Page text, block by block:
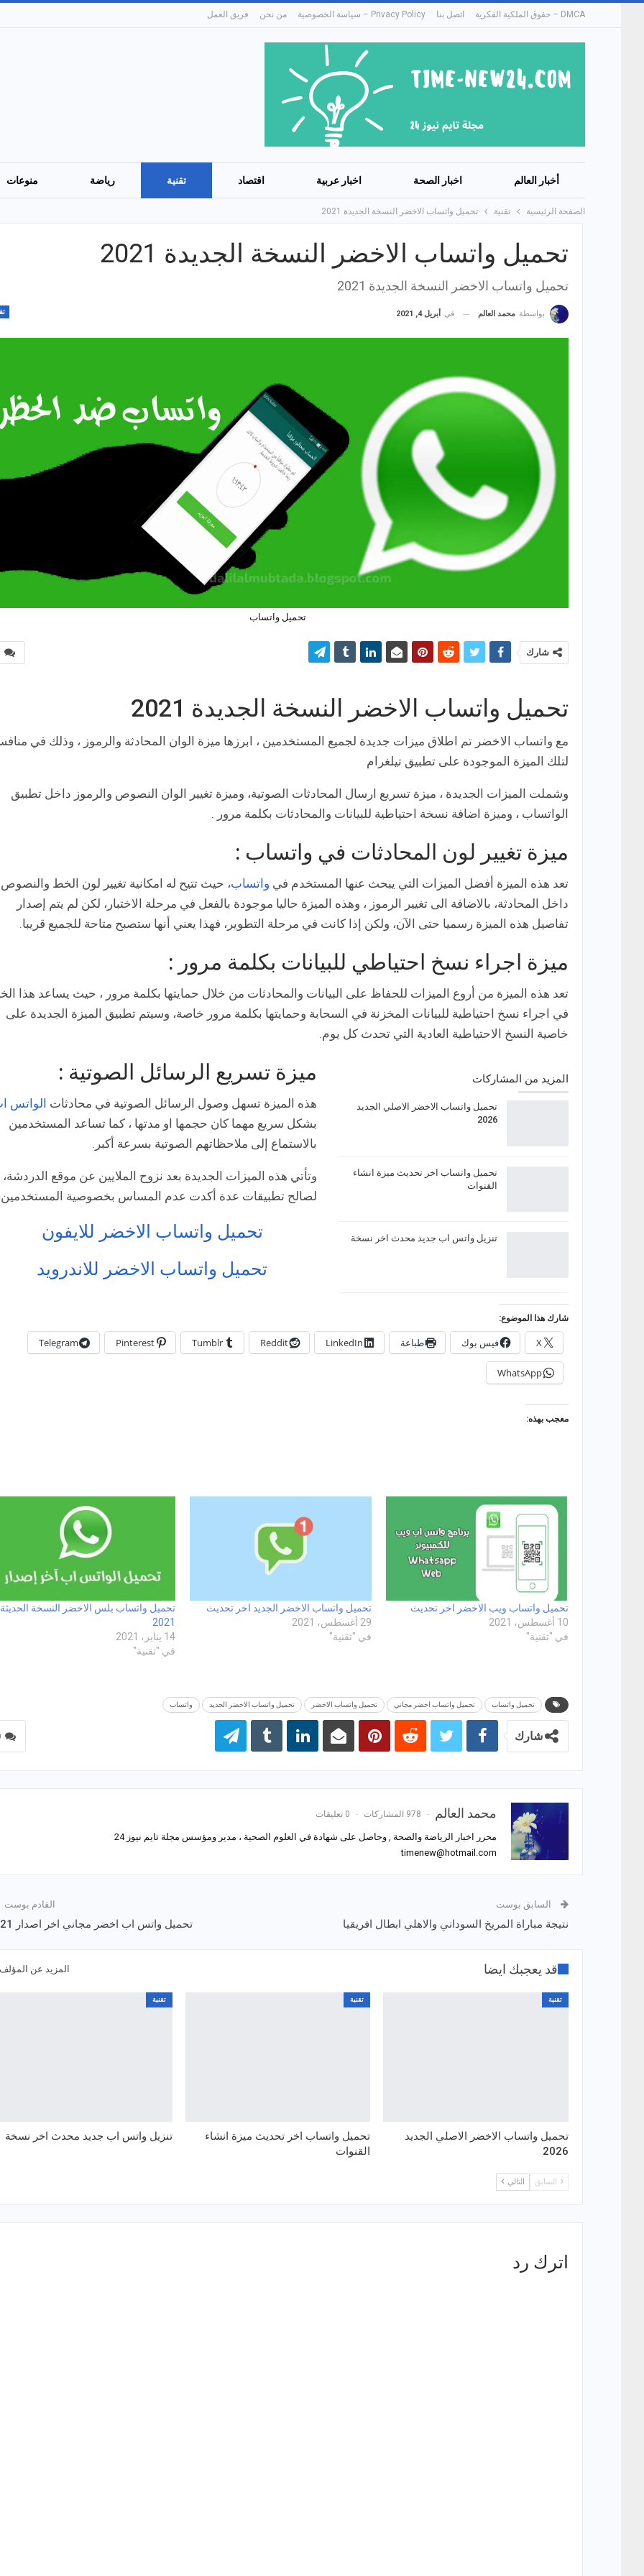
DMCA – حقوق الملكية الفكرية اتصل بنا Privacy Policy – سياسة الخصوصية من نحن فريق العمل
أخبار العالم اخبار الصحة اخبار عربية اقتصاد تقنية رياضة منوعات
الصفحة الرئيسية تقنية تحميل واتساب الاخضر النسخة الجديدة 2021
تحميل واتساب الاخضر النسخة الجديدة 2021
تحميل واتساب الاخضر النسخة الجديدة 2021
بواسطة محمد العالم في أبريل 4, 2021
تحميل واتساب
شارك
تحميل واتساب الاخضر النسخة الجديدة 2021
مع واتساب الاخضر تم اطلاق ميزات جديدة لجميع المستخدمين ، ابرزها ميزة الوان المحادثة والرموز ، وذلك في
لتلك الميزة الموجودة على تطبيق تيلغرام
وشملت الميزات الجديدة ، ميزة تسريع ارسال المحادثات الصوتية، وميزة تغيير الوان النصوص والرموز داخل تطبيق
الواتساب ، وميزة اضافة نسخة احتياطية للبيانات والمحادثات بكلمة مرور .
ميزة تغيير لون المحادثات في واتساب :
تعد هذه الميزة أفضل الميزات التي يبحث عنها المستخدم في واتساب، حيث تتيح له امكانية تغيير لون الخط والنصوص
داخل المحادثة، بالاضافة الى تغيير الرموز ، وهذه الميزة حاليا موجودة بالفعل في مرحلة الاختبار، لكن لم يتم إصدار
تفاصيل هذه الميزة رسميا حتى الآن، ولكن إذا كانت في مرحلة التطوير، فهذا يعني أنها ستصبح متاحة للجميع قريبا.
ميزة اجراء نسخ احتياطي للبيانات بكلمة مرور :
تعد هذه الميزة من أروع الميزات للحفاظ على البيانات والمحادثات من خلال حمايتها بكلمة مرور ، حيث يساعد هذا
في اجراء نسخ احتياطية للبيانات المخزنة في السحابة وحمايتها بكلمة مرور خاصة، وسيتم تطبيق الميزة الجديدة على
خاصية النسخ الاحتياطية العادية التي تحدث كل يوم.
المزيد من المشاركات
تحميل واتساب الاخضر الاصلي الجديد
2026
تحميل واتساب اخر تحديث ميزة انشاء
القنوات
تنزيل واتس اب جديد محدث اخر نسخة
ميزة تسريع الرسائل الصوتية :
هذه الميزة تسهل وصول الرسائل الصوتية في محادثات الواتس
بشكل سريع مهما كان حجمها او مدتها ، كما تساعد المستخدمين
بالاستماع إلى ملاحظاتهم الصوتية بسرعة أكبر.
وتأتي هذه الميزات الجديدة بعد نزوح الملايين عن موقع الدردشة،
لصالح تطبيقات عدة أكدت عدم المساس بخصوصية
تحميل واتساب الاخضر للايفون
تحميل واتساب الاخضر للاندرويد
شارك هذا الموضوع:
X فيس بوك طباعة LinkedIn
Reddit
Tumblr
Pinterest
Telegram
WhatsApp
معجب بهذه:
تحميل واتساب ويب الاخضر اخر تحديث
10 أغسطس، 2021
في "تقنية"
تحميل واتساب الاخضر الجديد اخر تحديث
29 أغسطس، 2021
في "تقنية"
تحميل واتساب بلس الاخضر النسخة الحديثة
2021
14 يناير، 2021
في "تقنية"
تحميل واتساب تحميل واتساب اخضر مجاني تحميل واتساب الاخضر تحميل واتساب الاخضر الجديد واتساب
شارك
محمد العالم 978 المشاركات 0 تعليقات
محرر اخبار الرياضة والصحة , وحاصل على شهادة في العلوم الصحية ، مدير ومؤسس مجلة تايم نيوز 24
timenew@hotmail.com
السابق بوست
نتيجة مباراة المريخ السوداني والاهلي ابطال افريقيا
القادم بوست
تحميل واتس اب اخضر مجاني اخر اصدار 2021
قد يعجبك ايضا المزيد عن المؤلف
تقنية
تحميل واتساب الاخضر الاصلي الجديد
2026
تقنية
تحميل واتساب اخر تحديث ميزة انشاء
القنوات
تقنية
تنزيل واتس اب جديد محدث اخر نسخة
السابق التالي
اترك رد